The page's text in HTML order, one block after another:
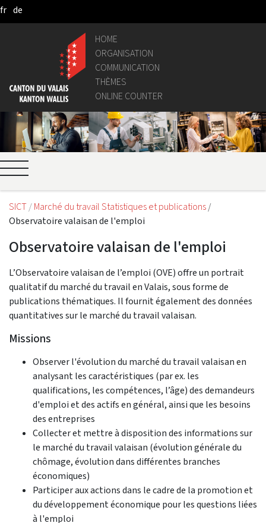
Skip to Main Content
fr de
HOME
ORGANISATION
COMMUNICATION
THÈMES
ONLINE COUNTER
SICT
Marché du travail Statistiques et publications
Observatoire valaisan de l'emploi
Observatoire valaisan de l'emploi
L’Observatoire valaisan de l’emploi (OVE) offre un portrait
qualitatif du marché du travail en Valais, sous forme de
publications thématiques. Il fournit également des données
quantitatives sur le marché du travail valaisan.
Missions
Observer l'évolution du marché du travail valaisan en
analysant les caractéristiques (par ex. les
qualifications, les compétences, l’âge) des demandeurs
d'emploi et des actifs en général, ainsi que les besoins
des entreprises
Collecter et mettre à disposition des informations sur
le marché du travail valaisan (évolution générale du
chômage, évolution dans différentes branches
économiques)
Participer aux actions dans le cadre de la promotion et
du développement économique pour les questions liées
à l'emploi